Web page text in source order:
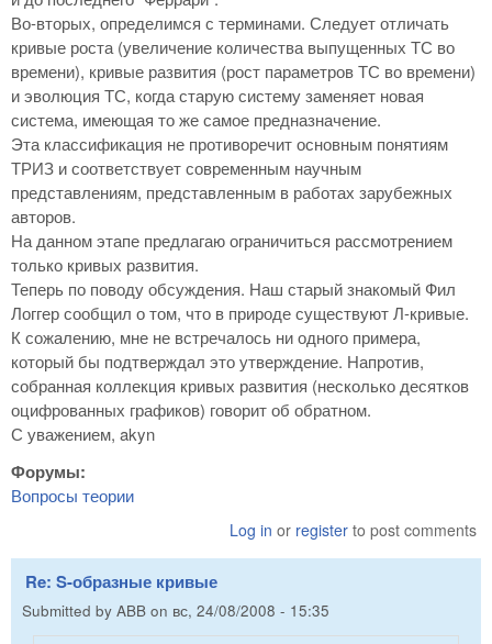
Во-вторых, определимся с терминами. Следует отличать
кривые роста (увеличение количества выпущенных ТС во
времени), кривые развития (рост параметров ТС во времени)
и эволюция ТС, когда старую систему заменяет новая
система, имеющая то же самое предназначение.
Эта классификация не противоречит основным понятиям
ТРИЗ и соответствует современным научным
представлениям, представленным в работах зарубежных
авторов.
На данном этапе предлагаю ограничиться рассмотрением
только кривых развития.
Теперь по поводу обсуждения. Наш старый знакомый Фил
Логгер сообщил о том, что в природе существуют Л-кривые.
К сожалению, мне не встречалось ни одного примера,
который бы подтверждал это утверждение. Напротив,
собранная коллекция кривых развития (несколько десятков
оцифрованных графиков) говорит об обратном.
С уважением, akyn
Форумы:
Вопросы теории
Log in or register to post comments
Re: S-образные кривые
Submitted by ABB on вс, 24/08/2008 - 15:35